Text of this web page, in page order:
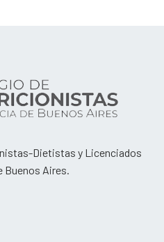
Dietistas y Licenciados
Aires.